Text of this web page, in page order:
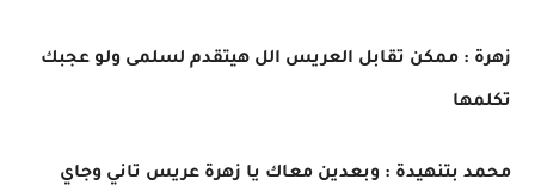
زهرة : ممكن تقابل العريس الل هيتقدم لسلمى ولو عجبك
تكلمها
محمد بتنهيدة : وبعدين معاك يا زهرة عريس تاني وجاي